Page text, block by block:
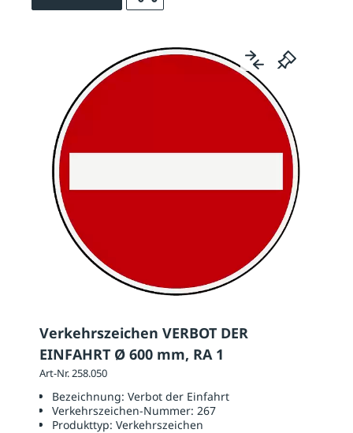
Verkehrszeichen VERBOT DER
EINFAHRT Ø 600 mm, RA 1
Art-Nr. 258.050
Bezeichnung: Verbot der Einfahrt
Verkehrszeichen-Nummer: 267
Produkttyp: Verkehrszeichen